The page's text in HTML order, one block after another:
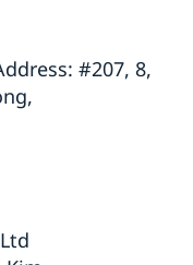
#207, 8,